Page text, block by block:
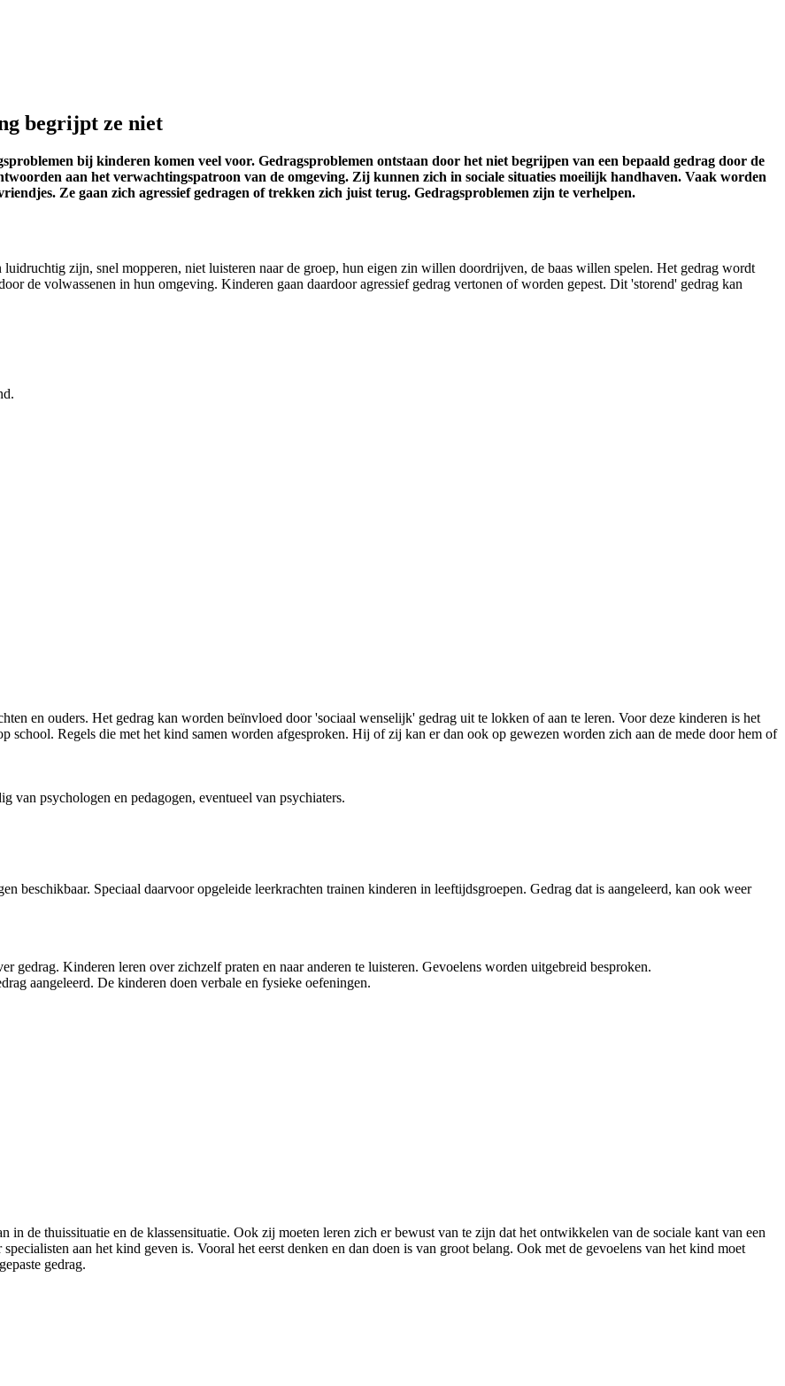
begrijpt ze niet
bij kinderen komen veel voor. Gedragsproblemen ontstaan door het niet begrijpen van een bepaald gedrag door de
aan het verwachtingspatroon van de omgeving. Zij kunnen zich in sociale situaties moeilijk handhaven. Vaak worden
Ze gaan zich agressief gedragen of trekken zich juist terug. Gedragsproblemen zijn te verhelpen.
zijn, snel mopperen, niet luisteren naar de groep, hun eigen zin willen doordrijven, de baas willen spelen. Het gedrag wordt
de volwassenen in hun omgeving. Kinderen gaan daardoor agressief gedrag vertonen of worden gepest. Dit 'storend' gedrag kan
en ouders. Het gedrag kan worden beïnvloed door 'sociaal wenselijk' gedrag uit te lokken of aan te leren. Voor deze kinderen is het
school. Regels die met het kind samen worden afgesproken. Hij of zij kan er dan ook op gewezen worden zich aan de mede door hem of
van psychologen en pedagogen, eventueel van psychiaters.
beschikbaar. Speciaal daarvoor opgeleide leerkrachten trainen kinderen in leeftijdsgroepen. Gedrag dat is aangeleerd, kan ook weer
gedrag. Kinderen leren over zichzelf praten en naar anderen te luisteren. Gevoelens worden uitgebreid besproken.
aangeleerd. De kinderen doen verbale en fysieke oefeningen.
in de thuissituatie en de klassensituatie. Ook zij moeten leren zich er bewust van te zijn dat het ontwikkelen van de sociale kant van een
aan het kind geven is. Vooral het eerst denken en dan doen is van groot belang. Ook met de gevoelens van het kind moet
gedrag.